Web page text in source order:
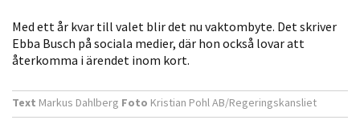
Med ett år kvar till valet blir det nu vaktombyte. Det skriver
Ebba Busch på sociala medier, där hon också lovar att
återkomma i ärendet inom kort.
Text Markus Dahlberg Foto Kristian Pohl AB/Regeringskansliet
fungera.
Statistik
För att vi ska